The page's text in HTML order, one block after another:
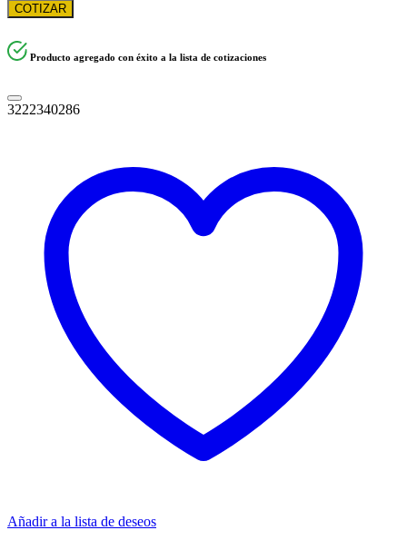
COTIZAR
Producto agregado con éxito a la lista de cotizaciones
3222340286
Añadir a la lista de deseos